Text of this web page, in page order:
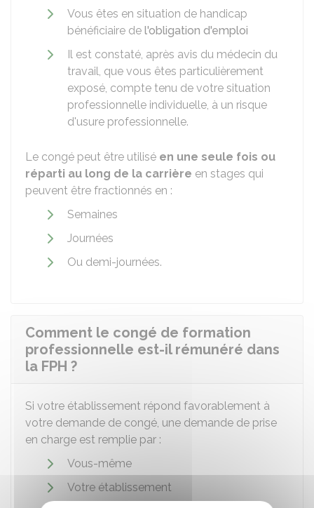
Vous êtes en situation de handicap
bénéficiaire de l'obligation d'emploi
Il est constaté, après avis du médecin du
travail, que vous êtes particulièrement
exposé, compte tenu de votre situation
professionnelle individuelle, à un risque
d'usure professionnelle.
Le congé peut être utilisé en une seule fois ou
réparti au long de la carrière en stages qui
peuvent être fractionnés en :
Semaines
Journées
Ou demi-journées.
Comment le congé de formation
professionnelle est-il rémunéré dans
la FPH ?
Si votre établissement répond favorablement à
votre demande de congé, une demande de prise
en charge est remplie par :
Vous-même
Votre établissement